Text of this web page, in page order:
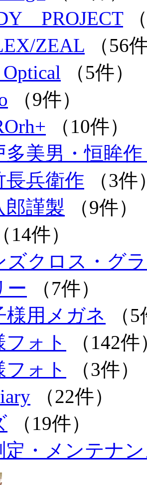
PROJECT
ZEAL （56
（5件）
（9件）
（10件）
多美男・恒眸
長兵衛作 （3件
郎謹製 （9件）
14件）
ズクロス・グ
ー （7件）
様用メガネ
（
フォト
（142件
フォト
（3件）
（22件）
（19件）
定・メンテナ